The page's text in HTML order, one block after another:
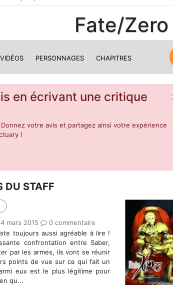
Fate/Zero
VIDÉOS PERSONNAGES CHAPITRES
en écrivant une critique
votre avis et partagez ainsi votre expérience
!
DU STAFF
mars 2015
0 commentaire
toujours aussi agréable à lire !
confrontation entre Saber,
par les armes, ils vont se réunir
points de vue sur ce qui fait un
eux est le plus légitime pour
qu...